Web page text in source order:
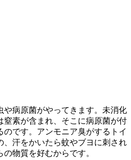
や病原菌がやってきます。未消化
窒素が含まれ、そこに病原菌が付
のです。アンモニア臭がするトイ
、汗をかいたら蚊やブヨに刺され
物質を好むからです。